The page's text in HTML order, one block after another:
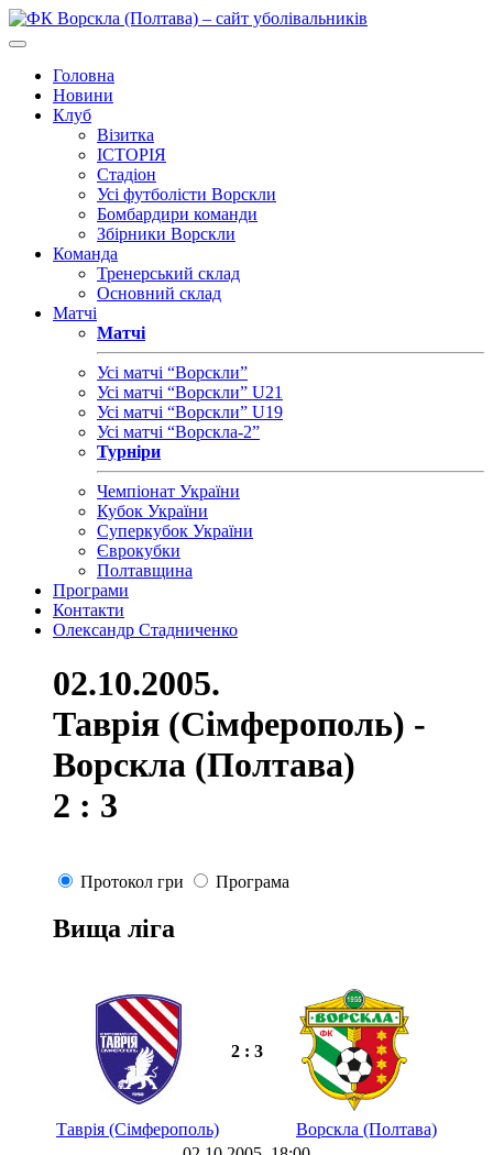
Головна
Новини
Клуб
Візитка
ІСТОРІЯ
Стадіон
Усі футболісти Ворскли
Бомбардири команди
Збірники Ворскли
Команда
Тренерський склад
Основний склад
Матчі
Матчі
Усі матчі “Ворскли”
Усі матчі “Ворскли” U21
Усі матчі “Ворскли” U19
Усі матчі “Ворскла-2”
Турніри
Чемпіонат України
Кубок України
Суперкубок України
Єврокубки
Полтавщина
Програми
Контакти
Олександр Стадниченко
02.10.2005.
Таврія (Сімферополь) -
Ворскла (Полтава)
2 : 3
Протокол гри Програма
Вища ліга
2 : 3
Таврія (Сімферополь)
Ворскла (Полтава)